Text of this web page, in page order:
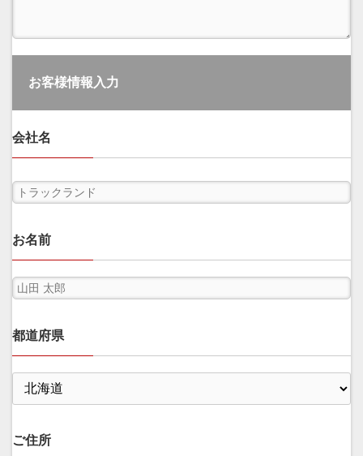
お客様情報入力
会社名
お名前
都道府県
ご住所